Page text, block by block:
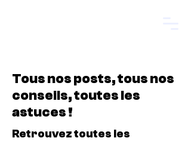
Tous nos posts, tous nos
conseils, toutes les
astuces !
Retrouvez toutes les